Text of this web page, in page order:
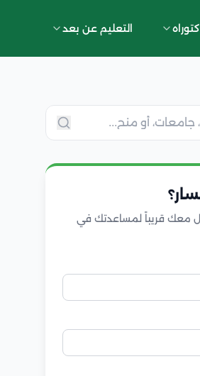
التعليم عن بعد
معك قريباً لمساعدتك في